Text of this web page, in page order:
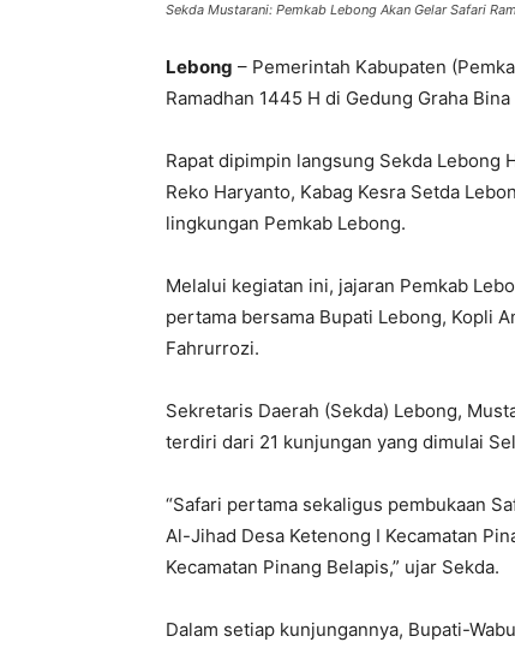
Sekda Mustarani: Pemkab Lebong Akan Gelar Safari
Lebong – Pemerintah Kabupaten
Ramadhan 1445 H di Gedung Graha
Rapat dipimpin langsung Sekda Lebong
Reko Haryanto, Kabag Kesra Setda
lingkungan Pemkab Lebong.
Melalui kegiatan ini, jajaran Pemkab
pertama bersama Bupati Lebong, Kopli
Fahrurrozi.
Sekretaris Daerah (Sekda) Lebong,
terdiri dari 21 kunjungan yang dimulai
“Safari pertama sekaligus pembukaan
Al-Jihad Desa Ketenong I Kecamatan
Kecamatan Pinang Belapis,” ujar Sekda.
Dalam setiap kunjungannya, Bupati-